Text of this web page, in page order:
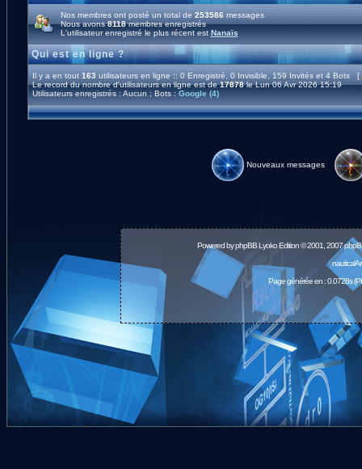
Nos membres ont posté un total de 253586 messages
Nous avons8118membres enregistrés
L'utilisateur enregistré le plus récent est Nanaïs
Qui est en ligne ?
Il y a en tout 163 utilisateurs en ligne :: 0 Enregistré, 0 Invisible, 159 Invités et 4 Bots [
Le record du nombre d'utilisateurs en ligne est de17878le Lun 06 Avr 2026 15:19
Utilisateurs enregistrés : Aucun ; Bots : Google (4)
Nouveaux messages
Powered byphpBBLyoko Edition © 2001, 2007
Page générée en : 0.0728s